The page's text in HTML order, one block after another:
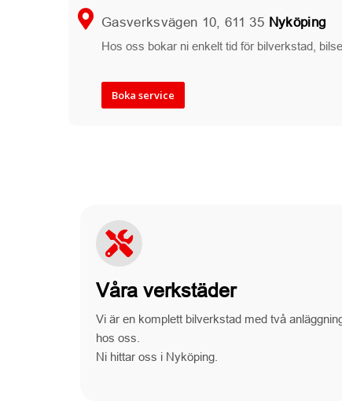
Gasverksvägen 10, 611 35 Nyköping
Hos oss bokar ni enkelt tid för bilverkstad,
Boka service
Våra verkstäder
Vi är en komplett bilverkstad med två
hos oss.
Ni hittar oss i Nyköping.